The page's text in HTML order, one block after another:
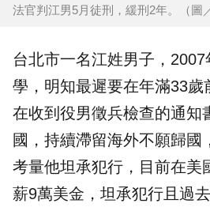
法官判江男5月徒刑，緩刑2年。（圖
台北市一名江姓男子，
學，明知最遲要在年滿33歲
在收到役男徵兵檢查的通知
國，持續滯留海外不願歸國
考量他坦承犯行，目前在美
薪9萬美金，坦承犯行且過